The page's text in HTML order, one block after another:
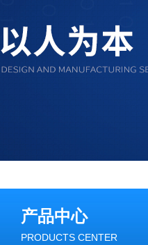
产品中心
PRODUCTS CENTER